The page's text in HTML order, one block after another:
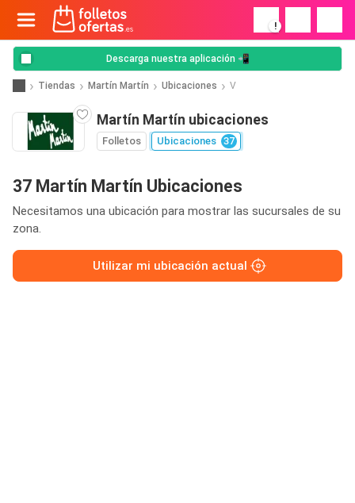
!
Descarga nuestra aplicación 📲
Tiendas Martín Martín Ubicaciones V
Martín Martín ubicaciones
Folletos Ubicaciones 37
37 Martín Martín Ubicaciones
Necesitamos una ubicación para mostrar las sucursales de su
zona.
Utilizar mi ubicación actual